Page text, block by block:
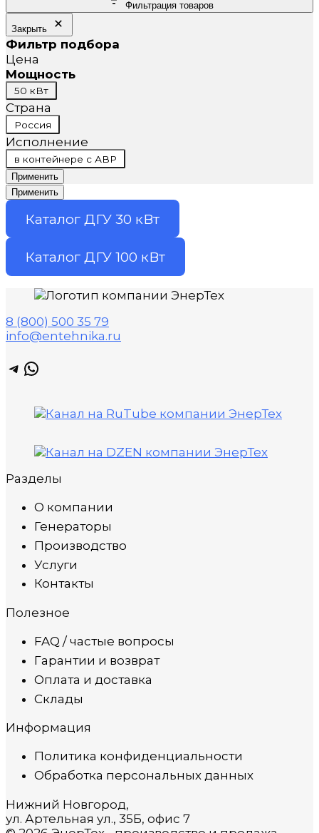
Фильтрация товаров
Закрыть
Фильтр подбора
Цена
Мощность
Мощность
50 кВт
Страна
Страна
Россия
Исполнение
Исполнение
в контейнере с АВР
Применить
Применить
Каталог ДГУ 30 кВт
Каталог ДГУ 100 кВт
8 (800) 500 35 79
info@entehnika.ru
Telegram
WhatsApp
Разделы
О компании
Генераторы
Производство
Услуги
Контакты
Полезное
FAQ / частые вопросы
Гарантии и возврат
Оплата и доставка
Склады
Информация
Политика конфиденциальности
Обработка персональных данных
Нижний Новгород,
ул. Артельная ул., 35Б, офис 7